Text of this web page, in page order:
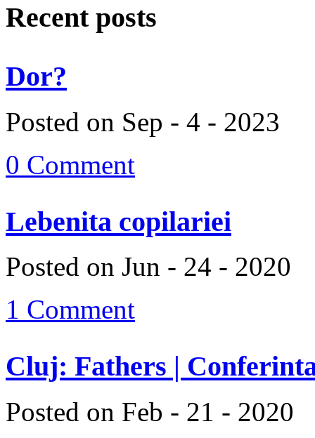
Recent posts
Dor?
Posted on Sep - 4 - 2023
0 Comment
Lebenita copilariei
Posted on Jun - 24 - 2020
1 Comment
Cluj: Fathers |
Posted on Feb - 21 - 2020